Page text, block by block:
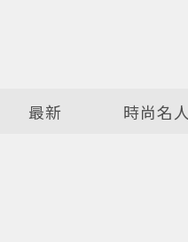
最新 時尚名人